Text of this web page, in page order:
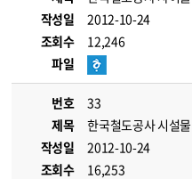
작성일
2012-10-24
조회수
12,246
파일
번호
33
제목
한국철도공사 시설
작성일
2012-10-24
조회수
16,253